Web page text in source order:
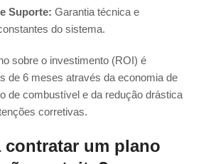
Suporte: Garantia técnica e
do sistema.
sobre o investimento (ROI) é
de 6 meses através da economia de
de combustível e da redução drástica
corretivas.
contratar um plano